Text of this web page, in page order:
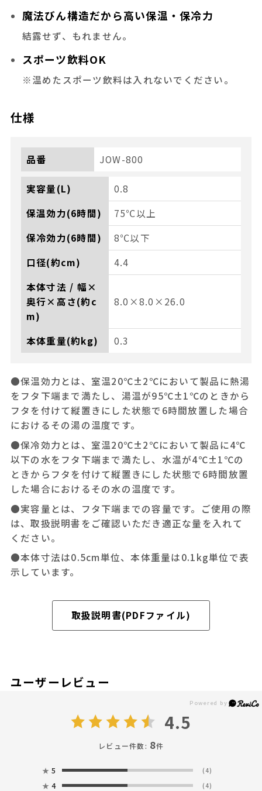
魔法びん構造だから高い保温・保冷力
結露せず、もれません。
スポーツ飲料OK
※温めたスポーツ飲料は入れないでください。
仕様
品番 JOW-800
実容量(L)
0.8
保温効力(6時間)
75℃以上
保冷効力(6時間)
8℃以下
口径(約cm)
4.4
本体寸法 / 幅×
奥行×高さ(約c
m)
8.0×8.0×26.0
本体重量(約kg) 0.3
●保温効力とは、室温20℃±2℃において製品に熱湯
をフタ下端まで満たし、湯温が95℃±1℃のときから
フタを付けて縦置きにした状態で6時間放置した場合
におけるその湯の温度です。
●保冷効力とは、室温20℃±2℃において製品に4℃
以下の水をフタ下端まで満たし、水温が4℃±1℃の
ときからフタを付けて縦置きにした状態で6時間放置
した場合におけるその水の温度です。
●実容量とは、フタ下端までの容量です。ご使用の際
は、取扱説明書をご確認いただき適正な量を入れて
ください。
●本体寸法は0.5cm単位、本体重量は0.1kg単位で表
示しています。
取扱説明書(PDFファイル)
ユーザーレビュー
4.5
レビュー件数: 8件
★ 5 (4)
★ 4 (4)